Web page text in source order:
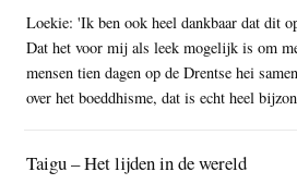
Loekie: 'Ik ben ook heel dankbaar dat dit
Dat het voor mij als leek mogelijk is om
mensen tien dagen op de Drentse hei
over het boeddhisme, dat is echt heel
Taigu – Het lijden in de wereld